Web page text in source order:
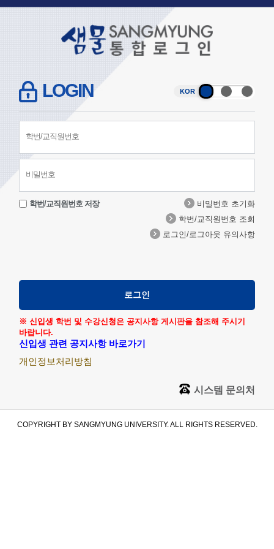
KOR
LOGIN
학번/교직원번호 저장
비밀번호 초기화
학번/교직원번호 조회
로그인/로그아웃 유의사항
로그인
※ 신입생 학번 및 수강신청은 공지사항 게시판을 참조해 주시기
바랍니다.
신입생 관련 공지사항 바로가기
개인정보처리방침
시스템 문의처
COPYRIGHT BY SANGMYUNG UNIVERSITY. ALL RIGHTS RESERVED.